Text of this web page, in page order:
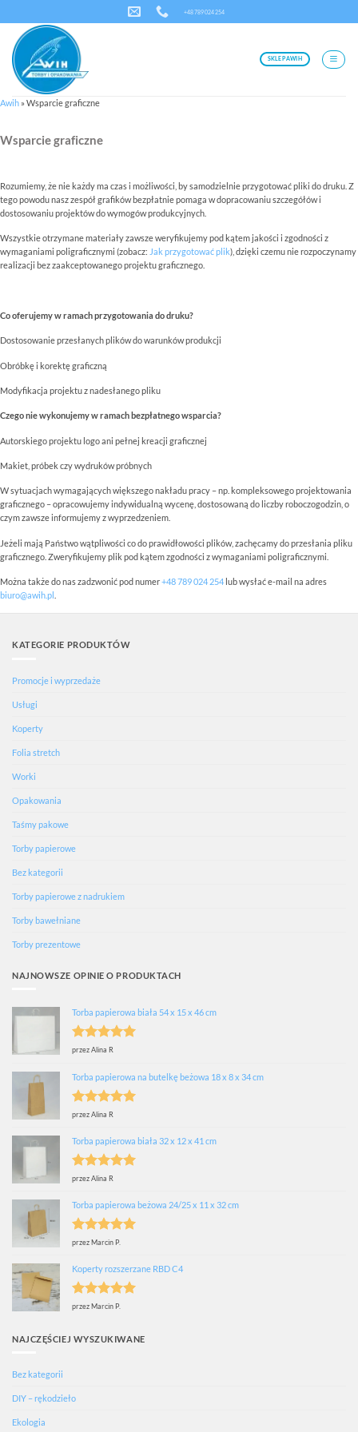
zawartości
+48 789 024 254
SKLEP AWIH
Awih » Wsparcie graficzne
Wsparcie graficzne
Rozumiemy, że nie każdy ma czas i możliwości, by samodzielnie przygotować pliki do druku. Z
tego powodu nasz zespół grafików bezpłatnie pomaga w dopracowaniu szczegółów i
dostosowaniu projektów do wymogów produkcyjnych.
Wszystkie otrzymane materiały zawsze weryfikujemy pod kątem jakości i zgodności z
wymaganiami poligraficznymi (zobacz: Jak przygotować plik), dzięki czemu nie rozpoczynamy
realizacji bez zaakceptowanego projektu graficznego.
Co oferujemy w ramach przygotowania do druku?
Dostosowanie przesłanych plików do warunków produkcji
Obróbkę i korektę graficzną
Modyfikacja projektu z nadesłanego pliku
Czego nie wykonujemy w ramach bezpłatnego wsparcia?
Autorskiego projektu logo ani pełnej kreacji graficznej
Makiet, próbek czy wydruków próbnych
W sytuacjach wymagających większego nakładu pracy – np. kompleksowego projektowania
graficznego – opracowujemy indywidualną wycenę, dostosowaną do liczby roboczogodzin, o
czym zawsze informujemy z wyprzedzeniem.
Jeżeli mają Państwo wątpliwości co do prawidłowości plików, zachęcamy do przesłania pliku
graficznego. Zweryfikujemy plik pod kątem zgodności z wymaganiami poligraficznymi.
Można także do nas zadzwonić pod numer+48 789 024 254 lub wysłać e-mail na adres
biuro@awih.pl
KATEGORIE PRODUKTÓW
Promocje i wyprzedaże
Usługi
Koperty
Folia stretch
Worki
Opakowania
Taśmy pakowe
Torby papierowe
Bez kategorii
Torby papierowe z nadrukiem
Torby bawełniane
Torby prezentowe
NAJNOWSZE OPINIE O PRODUKTACH
Torba papierowa biała 54 x 15 x 46 cm
Oceniono
przez Alina R
Torba papierowa na butelkę beżowa 18 x 8 x 34 cm
Oceniono
przez Alina R
Torba papierowa biała 32 x 12 x 41 cm
Oceniono
przez Alina R
Torba papierowa beżowa 24/25 x 11 x 32 cm
Oceniono
przez Marcin P.
Koperty rozszerzane RBD C4
Oceniono
przez Marcin P.
NAJCZĘŚCIEJ WYSZUKIWANE
Bez kategorii
DIY – rękodzieło
Ekologia